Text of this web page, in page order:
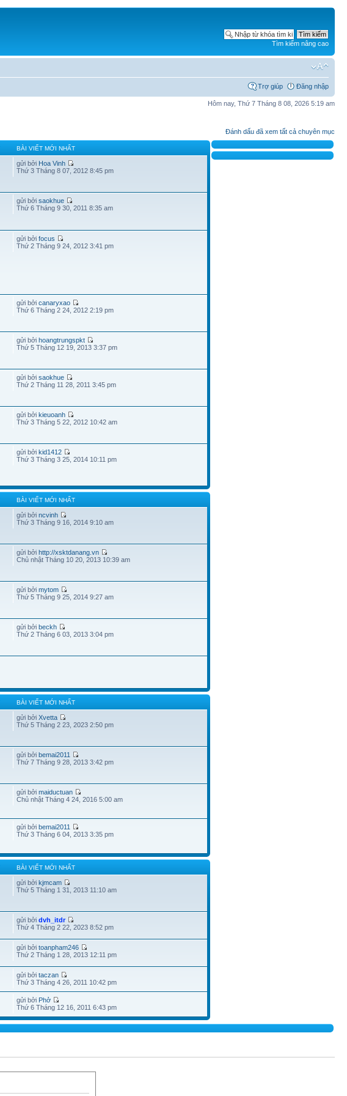
Tìm kiếm nâng cao
Trợ giúp Đăng nhập
Hôm nay, Thứ 7 Tháng 8 08, 2026 5:19 am
Đánh dấu đã xem tất cả chuyên mục
BÀI VIẾT MỚI NHẤT
gửi bởi Hoa Vinh
Thứ 3 Tháng 8 07, 2012 8:45 pm
gửi bởisaokhue
Thứ 6 Tháng 9 30, 2011 8:35 am
gửi bởifocus
Thứ 2 Tháng 9 24, 2012 3:41 pm
gửi bởicanaryxao
Thứ 6 Tháng 2 24, 2012 2:19 pm
gửi bởihoangtrungspkt
Thứ 5 Tháng 12 19, 2013 3:37 pm
gửi bởisaokhue
Thứ 2 Tháng 11 28, 2011 3:45 pm
gửi bởikieuoanh
Thứ 3 Tháng 5 22, 2012 10:42 am
gửi bởikid1412
Thứ 3 Tháng 3 25, 2014 10:11 pm
BÀI VIẾT MỚI NHẤT
gửi bởincvinh
Thứ 3 Tháng 9 16, 2014 9:10 am
gửi bởihttp://xsktdanang.vn
Chủ nhật Tháng 10 20, 2013 10:39 am
gửi bởimytom
Thứ 5 Tháng 9 25, 2014 9:27 am
gửi bởibeckh
Thứ 2 Tháng 6 03, 2013 3:04 pm
BÀI VIẾT MỚI NHẤT
gửi bởiXvetta
Thứ 5 Tháng 2 23, 2023 2:50 pm
gửi bởibemai2011
Thứ 7 Tháng 9 28, 2013 3:42 pm
gửi bởimaiductuan
Chủ nhật Tháng 4 24, 2016 5:00 am
gửi bởibemai2011
Thứ 3 Tháng 6 04, 2013 3:35 pm
BÀI VIẾT MỚI NHẤT
gửi bởikjmcam
Thứ 5 Tháng 1 31, 2013 11:10 am
gửi bởidvh_itdr
Thứ 4 Tháng 2 22, 2023 8:52 pm
gửi bởitoanpham246
Thứ 2 Tháng 1 28, 2013 12:11 pm
gửi bởitaczan
Thứ 3 Tháng 4 26, 2011 10:42 pm
gửi bởi Phở
Thứ 6 Tháng 12 16, 2011 6:43 pm